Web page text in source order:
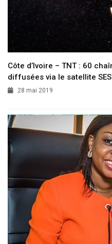
Côte d’Ivoire – TNT : 60
diffusées via le satellite
28 mai 2019